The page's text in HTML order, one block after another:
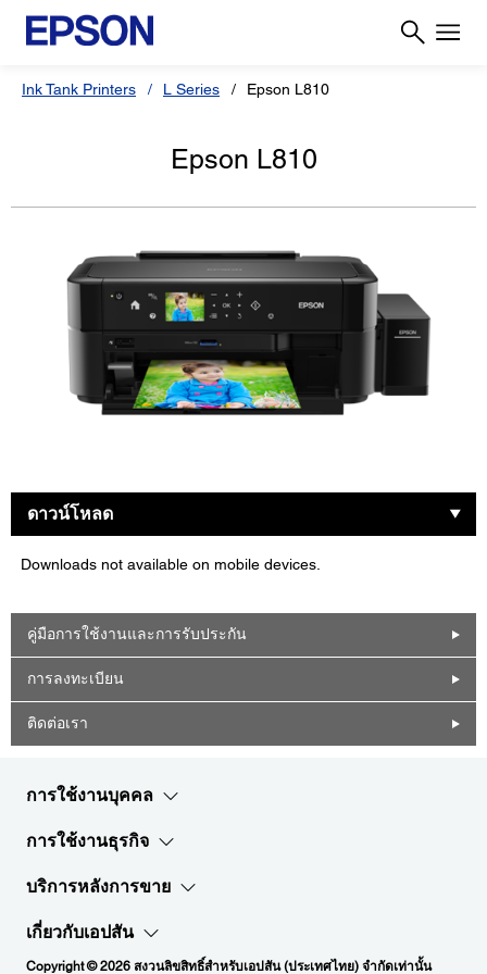
Ink Tank Printers L Series Epson L810
Epson L810
ดาวน์โหลด
Downloads not available on mobile devices.
คู่มือการใช้งานและการรับประกัน
การลงทะเบียน
ติดต่อเรา
การใช้งานบุคคล
การใช้งานธุรกิจ
บริการหลังการขาย
เกี่ยวกับเอปสัน
Copyright © 2026 สงวนลิขสิทธิ์สำหรับเอปสัน (ประเทศไทย) จำกัดเท่านั้น